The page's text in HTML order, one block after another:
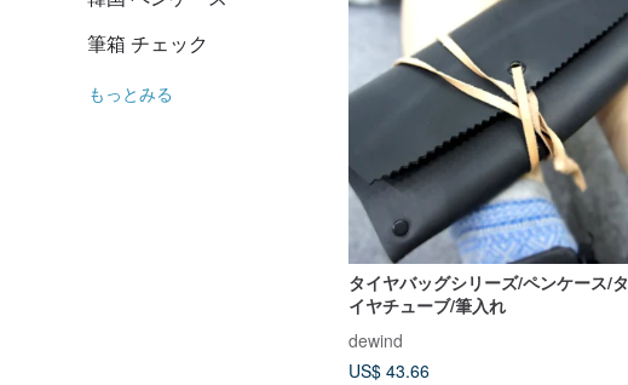
筆箱 チェック
もっとみる
タイヤバッグシリーズ/ペンケース/タ
イヤチューブ/筆入れ
dewind
US$ 43.66